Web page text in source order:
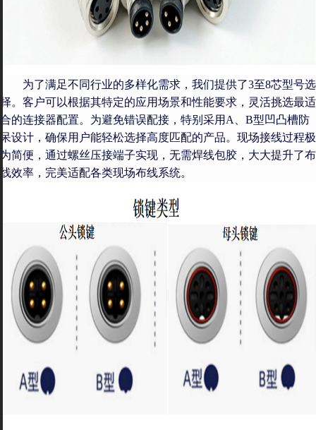
为了满足不同行业的多样化需求，我们提供了3至8芯型号选
择。客户可以根据其特定的应用场景和性能要求 ，灵活挑选最适
合的连接器配置。为避免错误配接，特别采用A、B型凹凸槽防
呆设计，确保用户能轻松选择高度匹配的产品。现场接线过程极
为简便，通过螺丝压接端子实现，无需焊线包胶，大大提升了布
线效率，完美适配各类现场布线系统。